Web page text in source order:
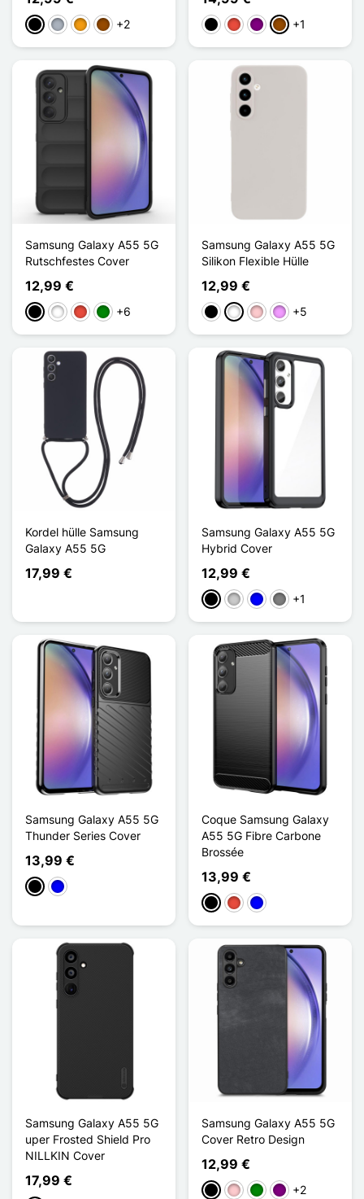
Schwarz
GrauOrangeBraun
+2 Schwarz
Rot ViolettBraun
+1
Samsung Galaxy A55 5G
Rutschfestes Cover
12,99 €
Schwarz
WeißRot Grün+6
Samsung Galaxy A55 5G
Silikon Flexible Hülle
12,99 €
Schwarz
WeißPinkHellviolett
+5
Kordel hülle Samsung
Galaxy A55 5G
17,99 €
Samsung Galaxy A55 5G
Hybrid Cover
12,99 €
SchwarzTransparent
BlauGris Transparent
+1
Samsung Galaxy A55 5G
Thunder Series Cover
13,99 €
Schwarz
Blau
Coque Samsung Galaxy
A55 5G Fibre Carbone
Brossée
13,99 €
Schwarz
Rot Blau
Samsung Galaxy A55 5G
uper Frosted Shield Pro
NILLKIN Cover
17,99 €
Samsung Galaxy A55 5G
Cover Retro Design
12,99 €
Schwarz
PinkGrünViolett
+2